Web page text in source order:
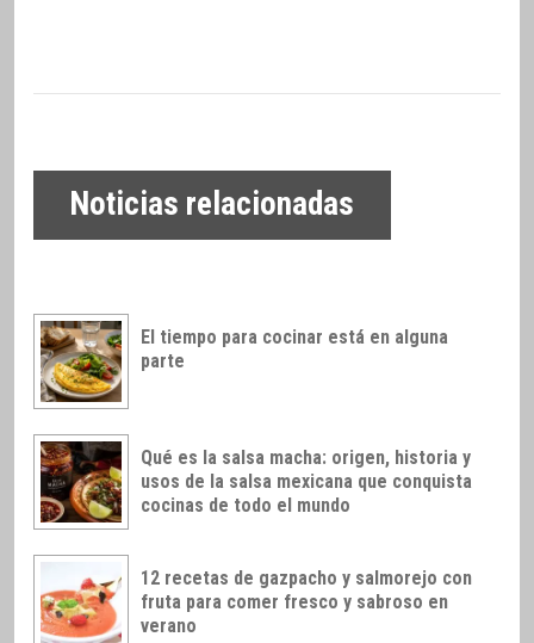
Noticias relacionadas
El tiempo para cocinar está en alguna
parte
Qué es la salsa macha: origen, historia y
usos de la salsa mexicana que conquista
cocinas de todo el mundo
12 recetas de gazpacho y salmorejo con
fruta para comer fresco y sabroso en
verano